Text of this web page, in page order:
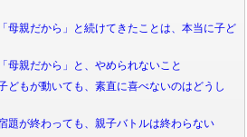
母親だから」と続けてきたことは、本当に子ど
母親だから」と、やめられないこと
どもが動いても、素直に喜べないのはどうし
題が終わっても、親子バトルは終わらない